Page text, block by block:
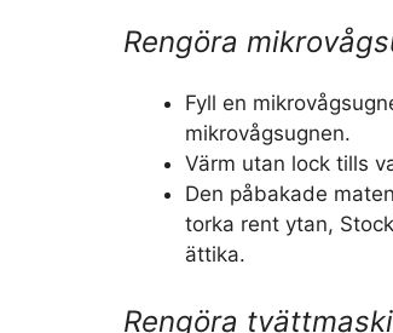
Rengöra
Fyll en
mikrovågsugnen.
Värm utan lock tills
Den påbakade
torka rent ytan,
ättika.
Rengöra